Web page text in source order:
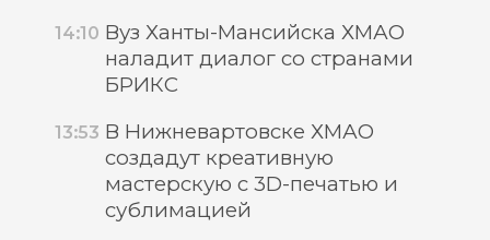
14:10 Вуз Ханты-Мансийска ХМАО
наладит диалог со странами
БРИКС
13:53 В Нижневартовске ХМАО
создадут креативную
мастерскую с 3D-печатью и
сублимацией